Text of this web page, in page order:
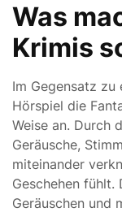
Was
Krimis
Im Gegensatz zu
Hörspiel die
Weise an. Durch
Geräusche,
miteinander
Geschehen fühlt.
Geräuschen und